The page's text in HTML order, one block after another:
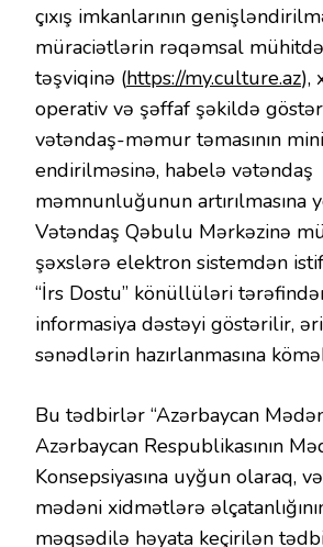
çıxış imkanlarının
müraciətlərin rəqəmsal
təşviqinə (https://my.culture.az),
operativ və şəffaf şəkildə
vətəndaş-məmur təmasının
endirilməsinə, habelə vətəndaş
məmnunluğunun artırılmasına
Vətəndaş Qəbulu Mərkəzinə
şəxslərə elektron sistemdən
“İrs Dostu” könüllüləri
informasiya dəstəyi göstərilir,
sənədlərin hazırlanmasına
Bu tədbirlər “Azərbaycan
Azərbaycan Respublikasının
Konsepsiyasına uyğun olaraq,
mədəni xidmətlərə
məqsədilə həyata keçirilən